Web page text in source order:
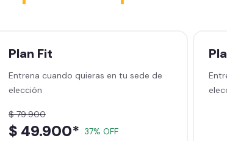
Plan Fit
Entrena cuando quieras en tu sede de
elección
$ 79.900
$ 49.900* 37% OFF